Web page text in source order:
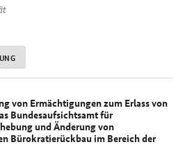
von Ermächtigungen zum Erlass von
Bundesaufsichtsamt für
und Änderung von
Bürokratierückbau im Bereich der